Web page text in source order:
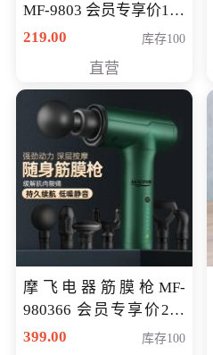
MF-9803 会员专享价138
元
219.00 库存100
直营
摩飞电器筋膜枪MF-
980366 会员专享价299
元
399.00 库存100